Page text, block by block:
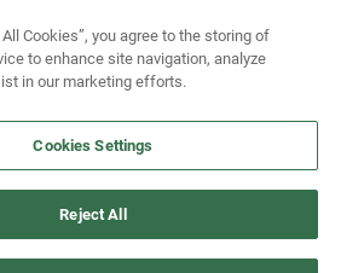
Cookies”, you agree to the storing of
to enhance site navigation, analyze
in our marketing efforts.
Cookies Settings
Reject All